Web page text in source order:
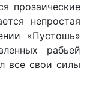
прозаические
непростая
«Пустошь»
рабьей
все свои силы